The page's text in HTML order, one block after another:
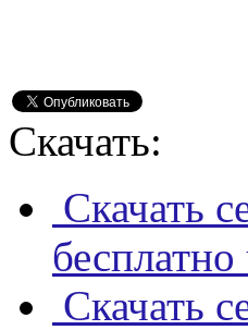
Скачать:
Скачать
Скачать